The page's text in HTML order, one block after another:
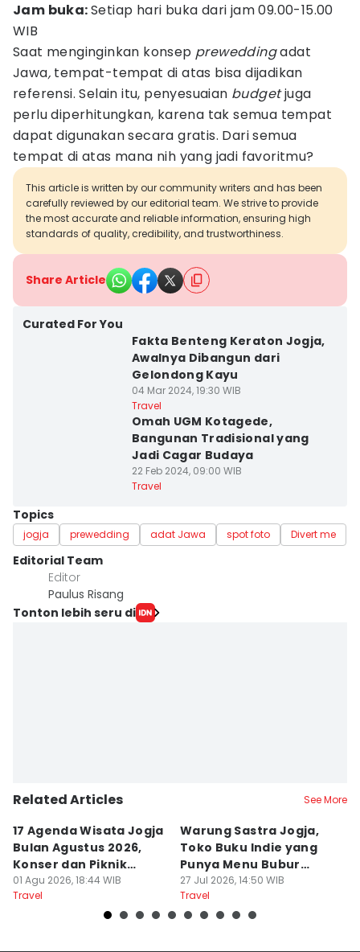
Jam buka:Setiap hari buka dari jam 09.00-15.00
WIB
Saat menginginkan konsep preweddingadat
Jawa, tempat-tempat di atas bisa dijadikan
referensi. Selain itu, penyesuaian budgetjuga
perlu diperhitungkan, karena tak semua tempat
dapat digunakan secara gratis. Dari semua
tempat di atas mana nih yang jadi favoritmu?
This article is written by our community writers and has been
carefully reviewed by our editorial team. We strive to provide
the most accurate and reliable information, ensuring high
standards of quality, credibility, and trustworthiness.
Share Article
Curated For You
Fakta Benteng Keraton Jogja,
Awalnya Dibangun dari
Gelondong Kayu
04 Mar 2024, 19:30 WIB
Travel
Omah UGM Kotagede,
Bangunan Tradisional yang
Jadi Cagar Budaya
22 Feb 2024, 09:00 WIB
Travel
Topics
jogja prewedding adat Jawa spot foto Divert me
Editorial Team
Editor
Paulus Risang
Tonton lebih seru di
Related Articles See More
17 Agenda Wisata Jogja
Bulan Agustus 2026,
Konser dan Piknik
Literasi
01 Agu 2026, 18:44 WIB
Travel
Warung Sastra Jogja,
Toko Buku Indie yang
Punya Menu Bubur
Manado
27 Jul 2026, 14:50 WIB
Travel